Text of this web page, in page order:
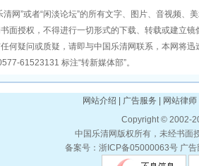
”或者“闲淡论坛”的所有文字、图片、音视频、
面授权，不得进行一切形式的下载、转载或建立镜
疑问或质疑，请即与中国乐清网联系，本网将迅
61523131 标注“转新媒体部”。
网站介绍 | 广告服务 | 网站律
Copyright © 2002-
中国乐清网版权所有，未经书面
备案号：浙ICP备05000063号 广